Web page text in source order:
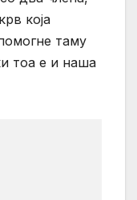
која
таму
тоа е и наша